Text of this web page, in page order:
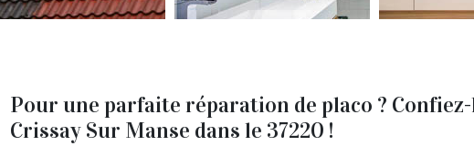
Pour une parfaite réparation de placo ?
Crissay Sur Manse dans le 37220 !